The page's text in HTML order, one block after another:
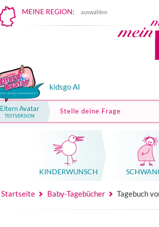
MEINE REGION: auswählen
kidsgo AI
Eltern Avatar
TESTVERSION
Stelle deine Frage
KINDER­WUNSCH
Startseite Baby-Tagebücher Tagebuch